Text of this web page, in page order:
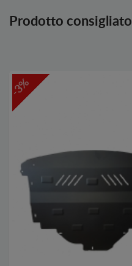
Prodotto consigliato
-3%